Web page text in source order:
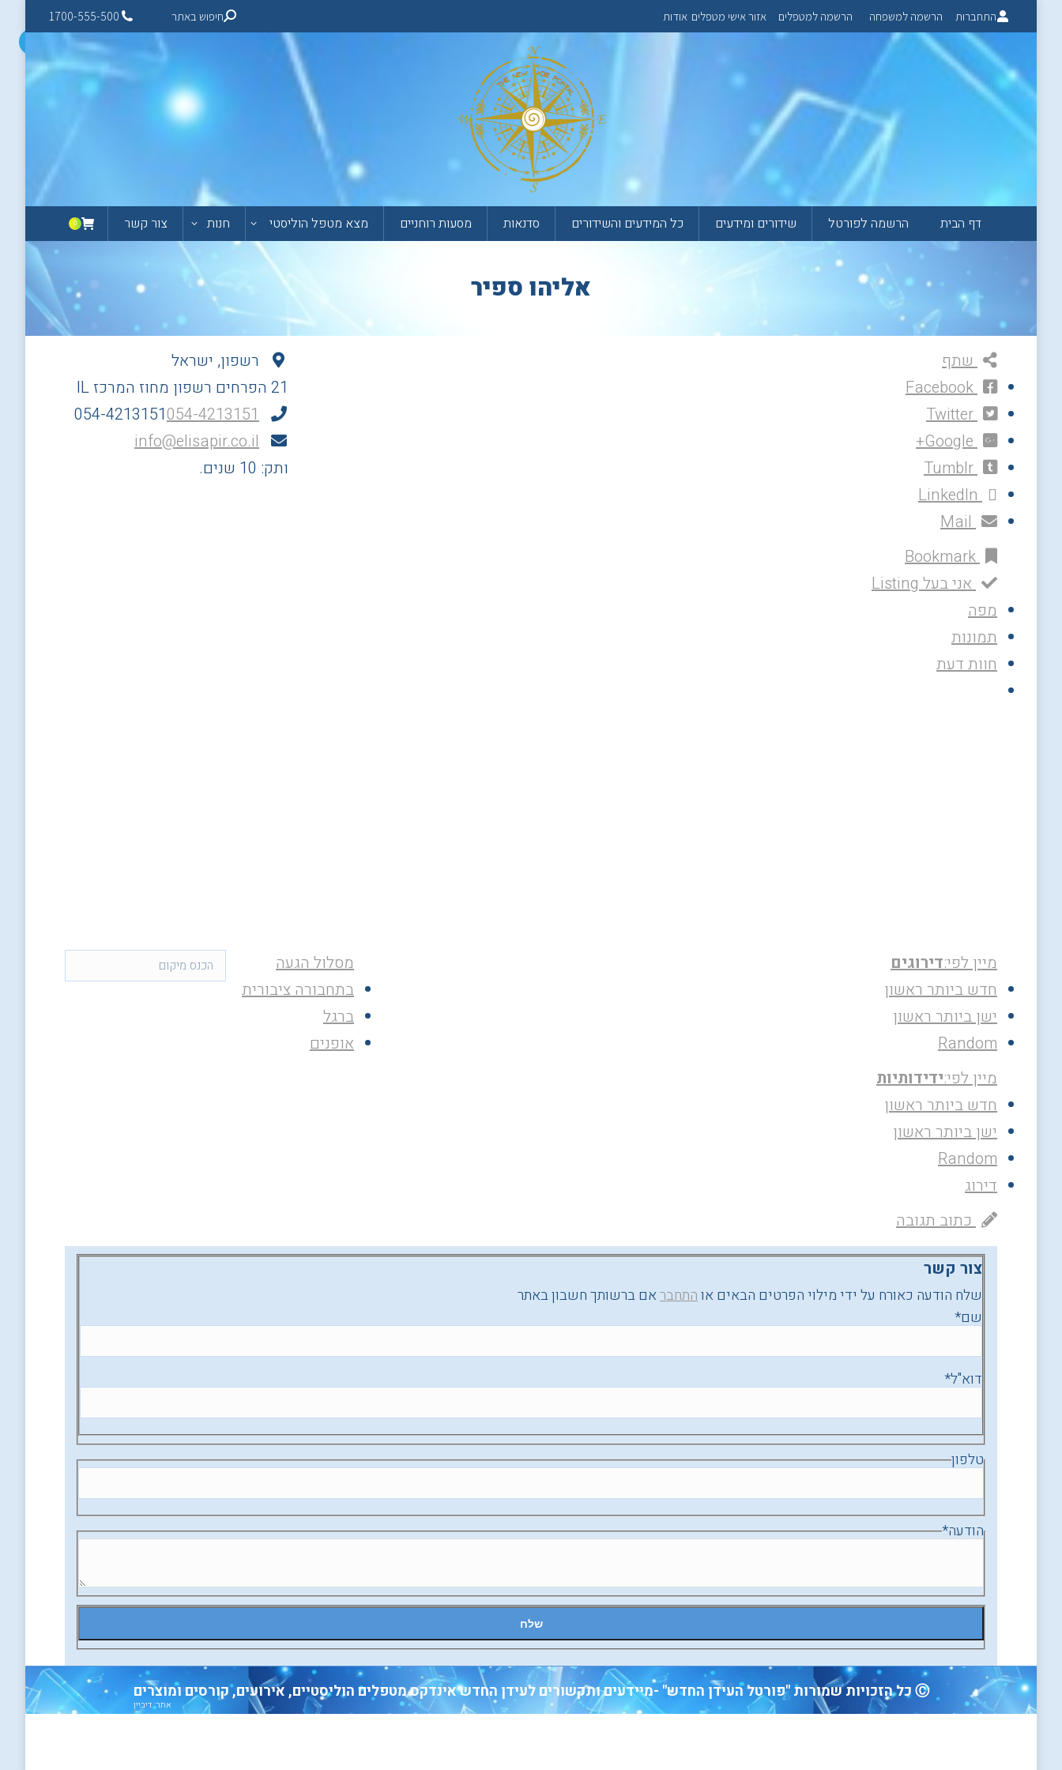
התחברות הרשמה למשפחה הרשמה למטפלים אזור אישי מטפלים אודות חיפוש באתר 1700-555-500
דף הבית הרשמה לפורטל שידורים ומידעים כל המידעים והשידורים סדנאות מסעות רוחניים מצא מטפל הוליסטי חנות צור קשר 0
אליהו ספיר
רשפון, ישראל
21 הפרחים
רשפון מחוז המרכז IL
054-4213151054-4213151
info@elisapir.co.il
ותק: 10 שנים.
שתף
Facebook
Twitter
Google+
Tumblr
LinkedIn
Mail
Bookmark
אני בעל Listing
מפה
תמונות
חוות דעת
מסלול הגעה
בתחבורה ציבורית
ברגל
אופנים
מיין לפי:דירוגים
חדש ביותר ראשון
ישן ביותר ראשון
Random
מיין לפי:ידידותיות
חדש ביותר ראשון
ישן ביותר ראשון
Random
דירוג
כתוב תגובה
צור קשר
שלח הודעה כאורח על ידי מילוי הפרטים הבאים אוהתחבראם ברשותך חשבון באתר
שם*
דוא"ל*
טלפון
הודעה*
Ⓒ כל הזכויות שמורות "פורטל העידן החדש" -מיידעים ותקשורים לעידן החדש אינדקס מטפלים הוליסטיים, אירועים, קורסים ומוצרים
אתר: דיביין